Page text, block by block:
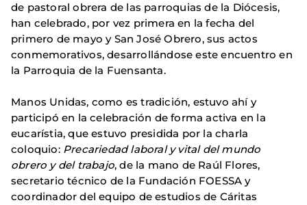
de pastoral obrera de las parroquias de la Diócesis,
han celebrado, por vez primera en la fecha del
primero de mayo y San José Obrero, sus actos
conmemorativos, desarrollándose este encuentro en
la Parroquia de la Fuensanta.
Manos Unidas, como es tradición, estuvo ahí y
participó en la celebración de forma activa en la
eucarístia, que estuvo presidida por la charla
coloquio: Precariedad laboral y vital del mundo
obrero y del trabajo, de la mano de Raúl Flores,
secretario técnico de la Fundación FOESSA y
coordinador del equipo de estudios de Cáritas